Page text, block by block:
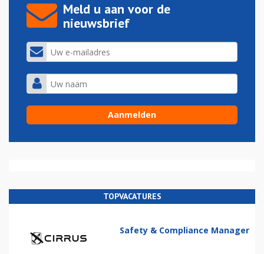
Meld u aan voor de
nieuwsbrief
TOPVACATURES
Safety & Compliance Manager